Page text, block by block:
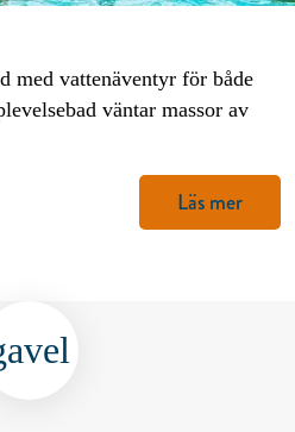
vattenäventyr för både
väntar massor av
Läs mer